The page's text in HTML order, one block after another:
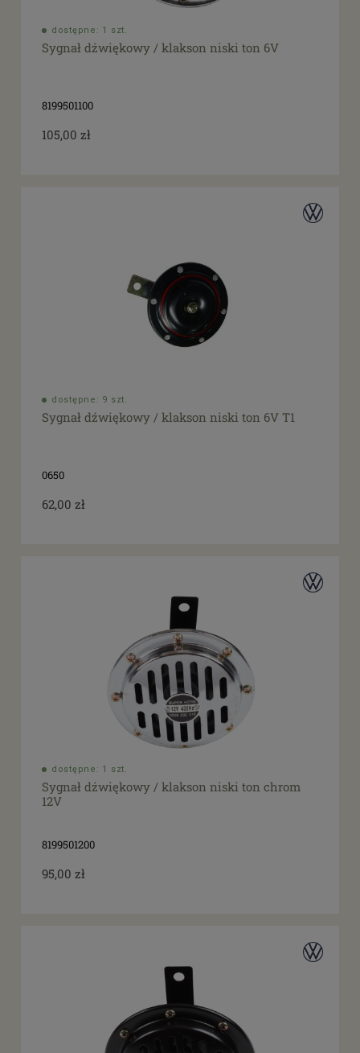
dostępne: 1 szt.
Sygnał dźwiękowy / klakson niski ton 6V
8199501100
105,00 zł
dostępne: 9 szt.
Sygnał dźwiękowy / klakson niski ton 6V T1
0650
62,00 zł
dostępne: 1 szt.
Sygnał dźwiękowy / klakson niski ton chrom
12V
8199501200
95,00 zł